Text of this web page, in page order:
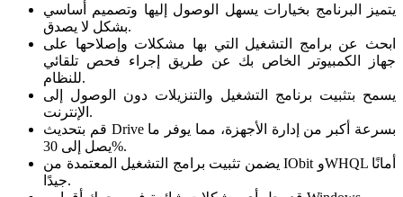
يتميز البرنامج بخيارات يسهل الوصول إليها وتصميم أساسي
بشكل لا يصدق.
ابحث عن برامج التشغيل التي بها مشكلات وإصلاحها على
جهاز الكمبيوتر الخاص بك عن طريق إجراء فحص تلقائي
للنظام.
يسمح بتثبيت برنامج التشغيل والتنزيلات دون الوصول إلى
الإنترنت.
قم بتحديث Drive بسرعة أكبر من إدارة الأجهزة، مما يوفر ما
يصل إلى 30%.
يضمن تثبيت برامج التشغيل المعتمدة من IObit وWHQL أمانًا
جيدًا.